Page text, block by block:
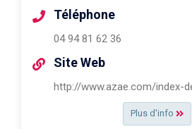
Plus d'info
Téléphone
04 94 81 62 36
Site Web